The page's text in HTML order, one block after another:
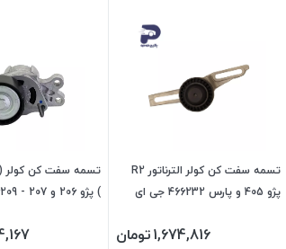
تسمه سفت کن کولر الترناتور R2
پژو 405 و پارس 466232 جی ای
1,674,816تومان
تسمه سفت کن کولر (